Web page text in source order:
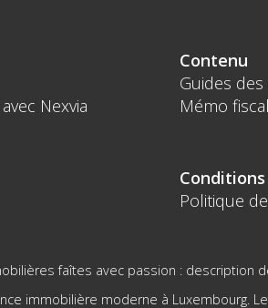
Nexvia
Contenu
Guides
Mémo fiscal
Politique
faîtes avec passion : description
immobilière moderne à Luxembourg.